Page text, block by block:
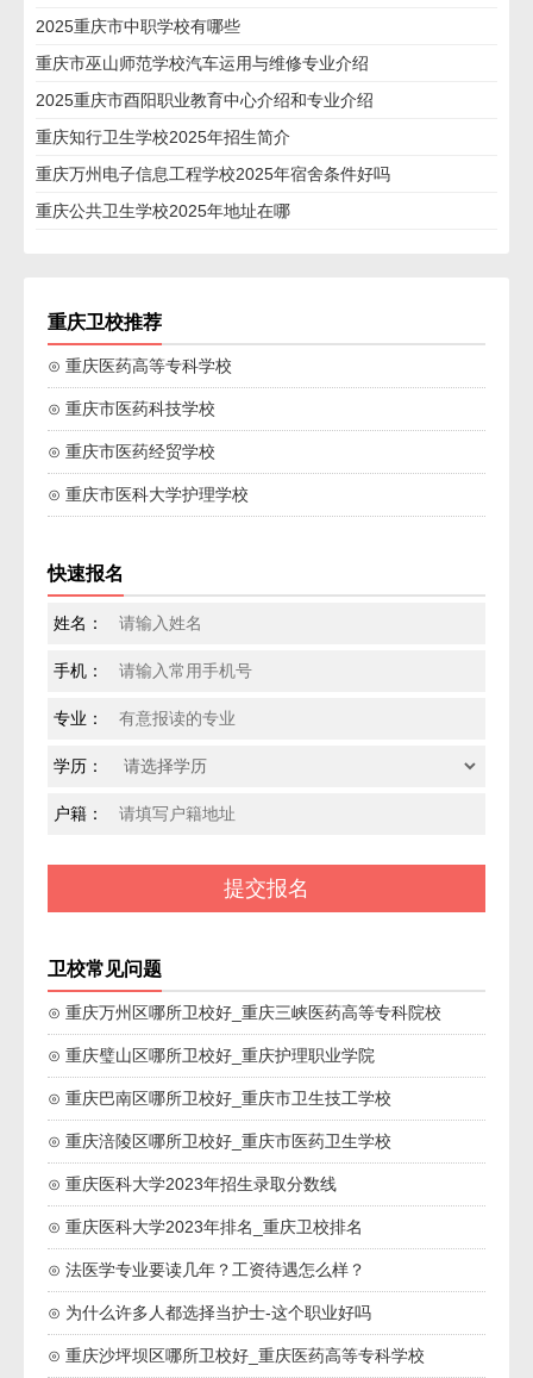
2025重庆市中职学校有哪些
重庆市巫山师范学校汽车运用与维修专业介绍
2025重庆市酉阳职业教育中心介绍和专业介绍
重庆知行卫生学校2025年招生简介
重庆万州电子信息工程学校2025年宿舍条件好吗
重庆公共卫生学校2025年地址在哪
重庆卫校推荐
⊙ 重庆医药高等专科学校
⊙ 重庆市医药科技学校
⊙ 重庆市医药经贸学校
⊙ 重庆市医科大学护理学校
快速报名
姓名：
手机：
专业：
学历：
户籍：
卫校常见问题
⊙ 重庆万州区哪所卫校好_重庆三峡医药高等专科院校
⊙ 重庆璧山区哪所卫校好_重庆护理职业学院
⊙ 重庆巴南区哪所卫校好_重庆市卫生技工学校
⊙ 重庆涪陵区哪所卫校好_重庆市医药卫生学校
⊙ 重庆医科大学2023年招生录取分数线
⊙ 重庆医科大学2023年排名_重庆卫校排名
⊙ 法医学专业要读几年？工资待遇怎么样？
⊙ 为什么许多人都选择当护士-这个职业好吗
⊙ 重庆沙坪坝区哪所卫校好_重庆医药高等专科学校